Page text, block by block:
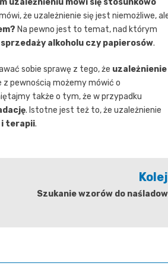
że uzależnienie się jest niemożliwe,
Na pewno jest to temat, nad którym
sprzedaży alkoholu czy papierosów.
sobie sprawę z tego, że uzależnienie
z pewnością możemy mówić o
także o tym, że w przypadku
. Istotne jest też to, że uzależnienie
i terapii.
Szukanie wzorów do